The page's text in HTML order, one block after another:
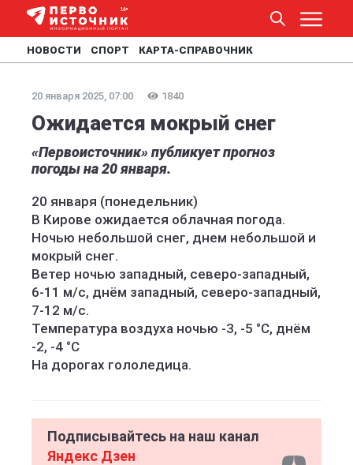
НОВОСТИ СПОРТ КАРТА-СПРАВОЧНИК
20 января 2025, 07:00 1840
Ожидается мокрый снег
«Первоисточник» публикует прогноз
погоды на 20 января.
20 января (понедельник)
В Кирове ожидается облачная погода.
Ночью небольшой снег, днем небольшой и
мокрый снег.
Ветер ночью западный, северо-западный,
6-11 м/с, днём западный, северо-западный,
7-12 м/с.
Температура воздуха ночью -3, -5 °C, днём
-2, -4 °C
На дорогах гололедица.
Подписывайтесь на наш канал
Яндекс Дзен